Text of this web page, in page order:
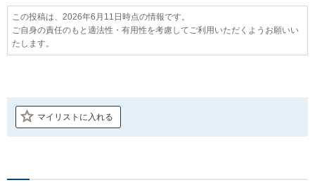
この投稿は、2026年6月11日時点の情報です。
ご自身の責任のもと適法性・有用性を考慮してご利用いただくようお願いい
たします。
マイリストに入れる